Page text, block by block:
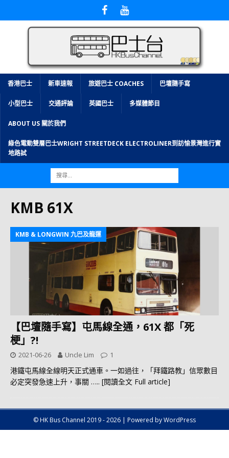
香港巴士 新車速報 旅遊巴士 COACHES 巴壇隨手寫
小型巴士 交通評論 英國巴士 多媒體節目
ABOUT US 關於我們
綠色電動雙層巴士WRIGHT STREETDECK ELECTROLINER到訪愉景灣進行實
地路試
KMB 61X
KMB & LONGWIN 九巴及龍運
【巴壇隨手寫】屯馬線全通，61X 都「死
梗」?!
2021-06-26 Uncle Lim 1
港鐵屯馬線全線明天正式通車。一如過往，「拜鐵路教」信眾數目
必定突發急速上升，事關 ….. [閱讀全文 Full article]
© HK Bus Channel 2019 - 2026 | Powered by WordPress